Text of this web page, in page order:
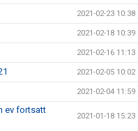
2021-02-23 10:38
2021-02-18 10:39
2021-02-16 11:13
2021-02-05 10:02
2021-02-04 11:59
ev fortsatt
2021-01-18 15:23